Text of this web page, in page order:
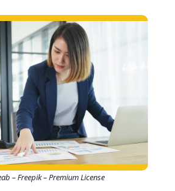
– Freepik – Premium License